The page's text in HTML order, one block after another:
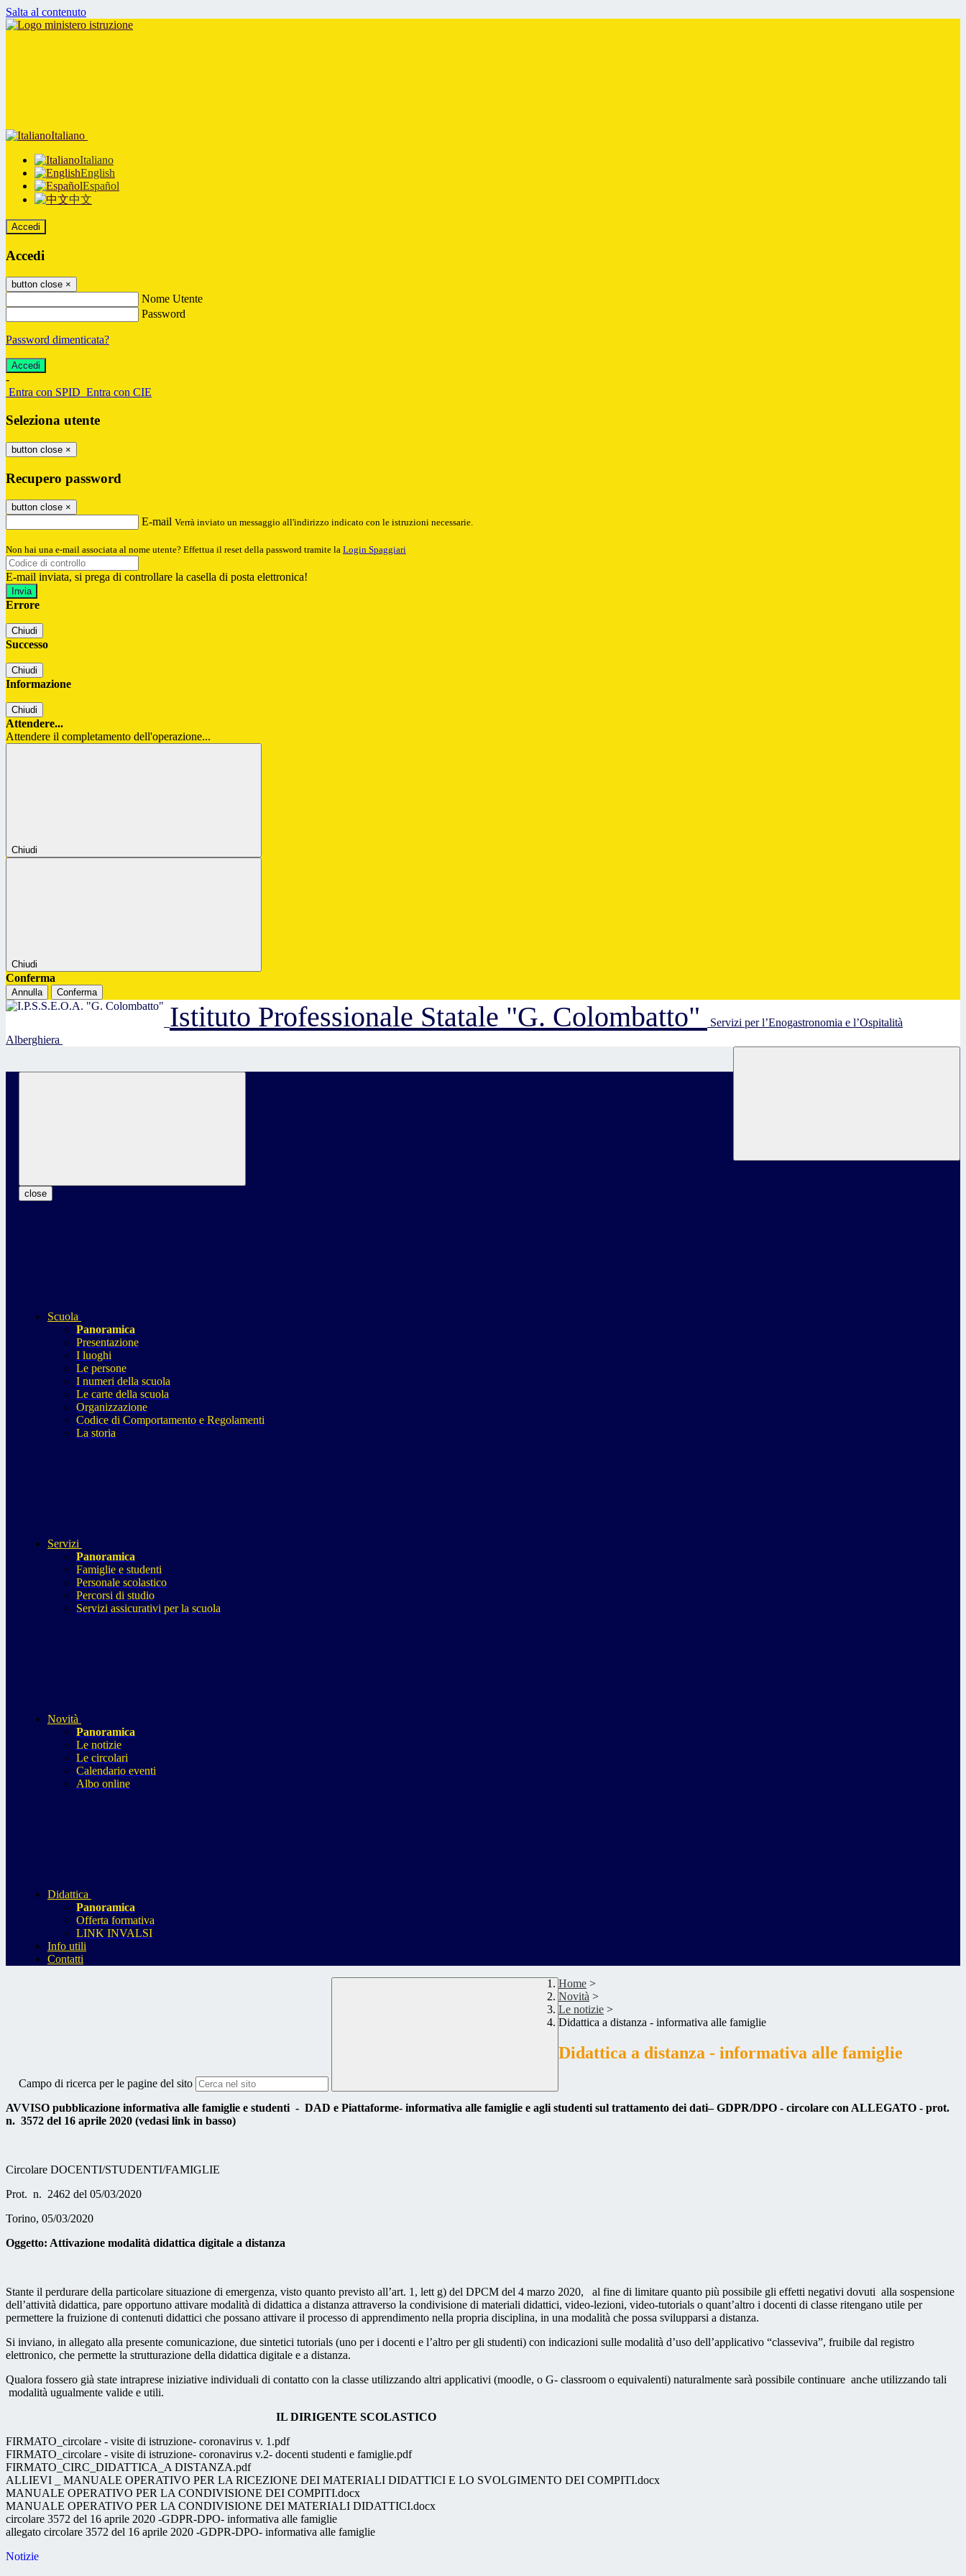
Salta al contenuto
Italiano
Italiano
English
Español
中文
Accedi
Accedi
button close ×
Nome Utente
Password
Password dimenticata?
-
Entra con SPID Entra con CIE
Seleziona utente
button close ×
Recupero password
button close ×
E-mail Verrà inviato un messaggio all'indirizzo indicato con le istruzioni necessarie.
Non hai una e-mail associata al nome utente? Effettua il reset della password tramite la Login Spaggiari
E-mail inviata, si prega di controllare la casella di posta elettronica!
Errore
Chiudi
Successo
Chiudi
Informazione
Chiudi
Attendere...
Attendere il completamento dell'operazione...
Chiudi
Chiudi
Conferma
Annulla Conferma
Istituto Professionale Statale "G. Colombatto"
Servizi per l’Enogastronomia e l’Ospitalità
Alberghiera
close
Scuola
Panoramica
Presentazione
I luoghi
Le persone
I numeri della scuola
Le carte della scuola
Organizzazione
Codice di Comportamento e Regolamenti
La storia
Servizi
Panoramica
Famiglie e studenti
Personale scolastico
Percorsi di studio
Servizi assicurativi per la scuola
Novità
Panoramica
Le notizie
Le circolari
Calendario eventi
Albo online
Didattica
Panoramica
Offerta formativa
LINK INVALSI
Info utili
Contatti
Campo di ricerca per le pagine del sito
Home >
Novità >
Le notizie >
Didattica a distanza - informativa alle famiglie
Didattica a distanza - informativa alle famiglie
AVVISO pubblicazione informativa alle famiglie e studenti - DAD e Piattaforme- informativa alle famiglie e agli studenti sul trattamento dei dati– GDPR/DPO - circolare con ALLEGATO - prot.
n. 3572 del 16 aprile 2020 (vedasi link in basso)
Circolare DOCENTI/STUDENTI/FAMIGLIE
Prot. n. 2462 del 05/03/2020
Torino, 05/03/2020
Oggetto: Attivazione modalità didattica digitale a distanza
Stante il perdurare della particolare situazione di emergenza, visto quanto previsto all’art. 1, lett g) del DPCM del 4 marzo 2020, al fine di limitare quanto più possibile gli effetti negativi dovuti alla sospensione
dell’attività didattica, pare opportuno attivare modalità di didattica a distanza attraverso la condivisione di materiali didattici, video-lezioni, video-tutorials o quant’altro i docenti di classe ritengano utile per
permettere la fruizione di contenuti didattici che possano attivare il processo di apprendimento nella propria disciplina, in una modalità che possa svilupparsi a distanza.
Si inviano, in allegato alla presente comunicazione, due sintetici tutorials (uno per i docenti e l’altro per gli studenti) con indicazioni sulle modalità d’uso dell’applicativo “classeviva”, fruibile dal registro
elettronico, che permette la strutturazione della didattica digitale e a distanza.
Qualora fossero già state intraprese iniziative individuali di contatto con la classe utilizzando altri applicativi (moodle, o G- classroom o equivalenti) naturalmente sarà possibile continuare anche utilizzando tali
modalità ugualmente valide e utili.
IL DIRIGENTE SCOLASTICO
FIRMATO_circolare - visite di istruzione- coronavirus v. 1.pdf
FIRMATO_circolare - visite di istruzione- coronavirus v.2- docenti studenti e famiglie.pdf
FIRMATO_CIRC_DIDATTICA_A DISTANZA.pdf
ALLIEVI _ MANUALE OPERATIVO PER LA RICEZIONE DEI MATERIALI DIDATTICI E LO SVOLGIMENTO DEI COMPITI.docx
MANUALE OPERATIVO PER LA CONDIVISIONE DEI COMPITI.docx
MANUALE OPERATIVO PER LA CONDIVISIONE DEI MATERIALI DIDATTICI.docx
circolare 3572 del 16 aprile 2020 -GDPR-DPO- informativa alle famiglie
allegato circolare 3572 del 16 aprile 2020 -GDPR-DPO- informativa alle famiglie
Notizie